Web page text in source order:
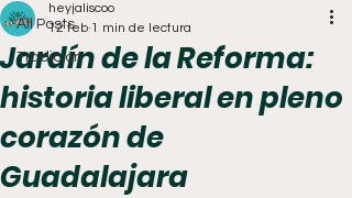
All Posts
Tradición
Jardín de la Reforma:
historia liberal en pleno
corazón de
Guadalajara
heyjaliscoo
12 feb 1 min de lectura